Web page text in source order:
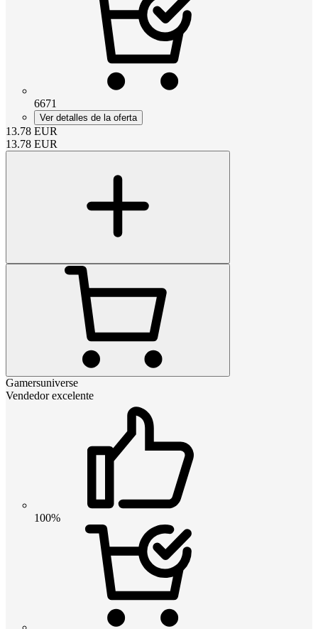
6671
Ver detalles de la oferta
13.78 EUR
13.78 EUR
Gamersuniverse
Vendedor excelente
100%